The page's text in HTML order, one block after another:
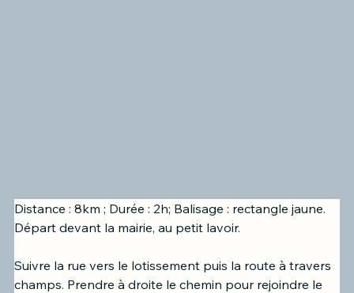
Distance : 8km ; Durée : 2h; Balisage : rectangle jaune.
Départ devant la mairie, au petit lavoir.
Suivre la rue vers le lotissement puis la route à travers
champs. Prendre à droite le chemin pour rejoindre le